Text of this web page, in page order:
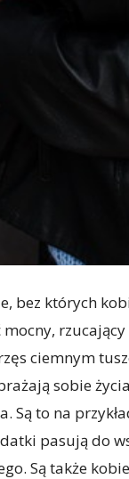
bez których
ciemnym
sobie
Są to na
pasują do
Są także